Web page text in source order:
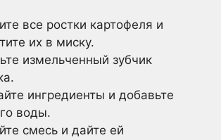
все ростки картофеля и
их в миску.
измельченный зубчик
ингредиенты и добавьте
воды.
смесь и дайте ей